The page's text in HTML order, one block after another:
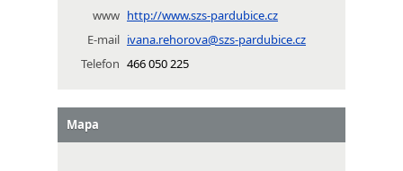
www http://www.szs-pardubice.cz
E-mail ivana.rehorova@szs-pardubice.cz
Telefon 466 050 225
Mapa